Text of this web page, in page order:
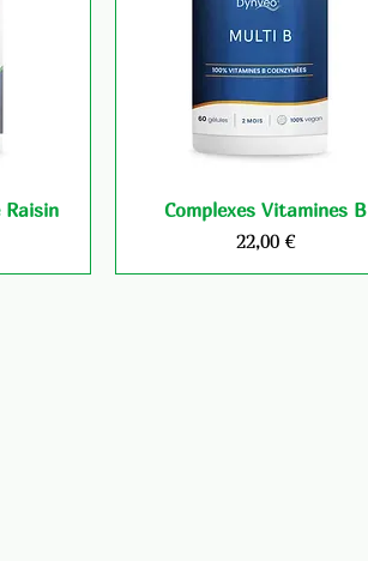
Complexes Vitamines B
Prix
22,00 €